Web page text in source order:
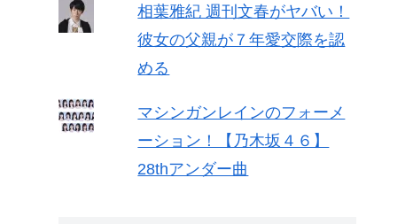
相葉雅紀 週刊文春がヤバい！
彼女の父親が７年愛交際を認
める
マシンガンレインのフォーメ
ーション！【乃木坂４６】
28thアンダー曲